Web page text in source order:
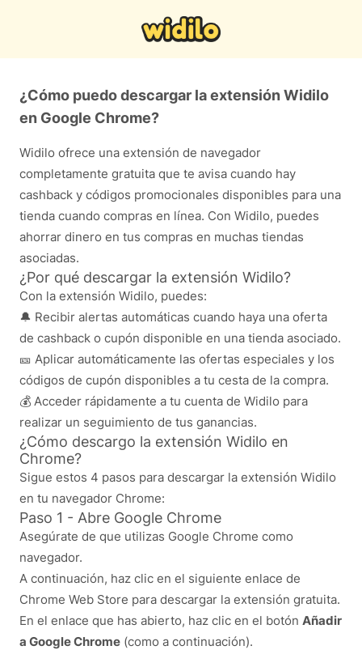
¿Cómo puedo descargar la extensión Widilo
en Google Chrome?
Widilo ofrece una extensión de navegador
completamente gratuita que te avisa cuando hay
cashback y códigos promocionales disponibles para una
tienda cuando compras en línea. Con Widilo, puedes
ahorrar dinero en tus compras en muchas tiendas
asociadas.
¿Por qué descargar la extensión Widilo?
Con la extensión Widilo, puedes:
🔔 Recibir alertas automáticas cuando haya una oferta
de cashback o cupón disponible en una tienda asociado.
🎫 Aplicar automáticamente las ofertas especiales y los
códigos de cupón disponibles a tu cesta de la compra.
💰 Acceder rápidamente a tu cuenta de Widilo para
realizar un seguimiento de tus ganancias.
¿Cómo descargo la extensión Widilo en
Chrome?
Sigue estos 4 pasos para descargar la extensión Widilo
en tu navegador Chrome:
Paso 1 - Abre Google Chrome
Asegúrate de que utilizas Google Chrome como
navegador.
A continuación, haz clic en el siguiente enlace de
Chrome Web Store para descargar la extensión gratuita.
En el enlace que has abierto, haz clic en el botón Añadir
a Google Chrome (como a continuación).